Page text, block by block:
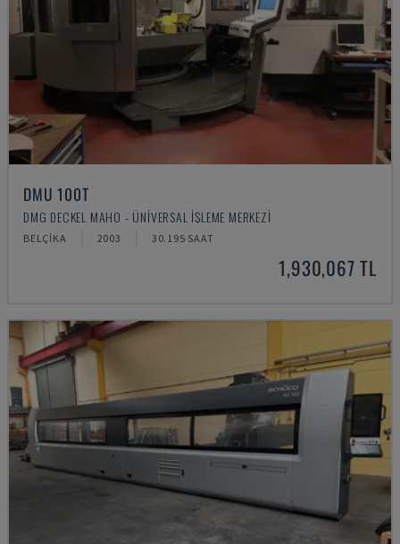
DMU 100T
DMG DECKEL MAHO - ÜNIVERSAL İŞLEME MERKEZI
BELÇIKA 2003 30.195 SAAT
1,930,067 TL